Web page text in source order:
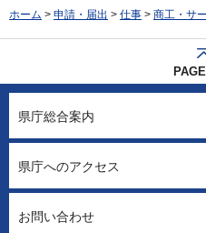
ホーム > 申請・届出 > 仕事 > 商工・サ
県庁総合案内
県庁へのアクセス
お問い合わせ